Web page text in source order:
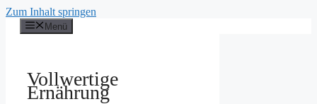
Zum Inhalt springen
Menü
Vollwertige
Ernährung